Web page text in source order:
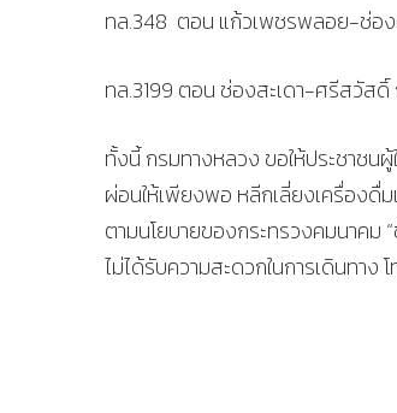
ทล.348 ตอน แก้วเพชรพลอย-ช่อง
ทล.3199 ตอน ช่องสะเดา-ศรีสวัส
ทั้งนี้ กรมทางหลวง ขอให้ประชาชน
ผ่อนให้เพียงพอ หลีกเลี่ยงเครื่องดื่
ตามนโยบายของกระทรวงคมนาคม
ไม่ได้รับความสะดวกในการเดินทา